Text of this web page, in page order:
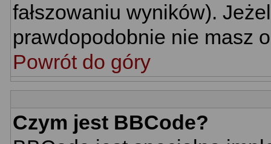
fałszowaniu wyników).
prawdopodobnie nie masz
Powrót do góry
Czym jest BBCode?